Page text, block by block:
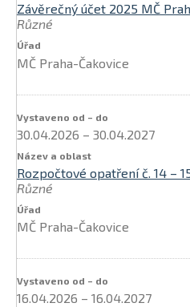
Závěrečný účet 2025 MČ
Různé
MČ Praha-Čakovice
30.04.2026 – 30.04.2027
Rozpočtové opatření č. 14 –
Různé
MČ Praha-Čakovice
16.04.2026 – 16.04.2027